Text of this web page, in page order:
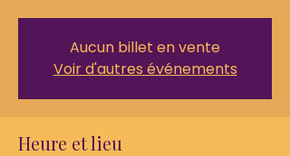
Aucun billet en vente
Voir d'autres événements
Heure et lieu